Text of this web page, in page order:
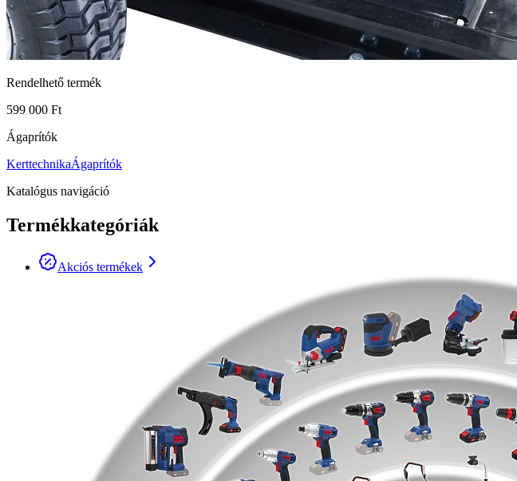
Rendelhető termék
599 000 Ft
Ágaprítók
KerttechnikaÁgaprítók
Katalógus navigáció
Termékkategóriák
Akciós termékek